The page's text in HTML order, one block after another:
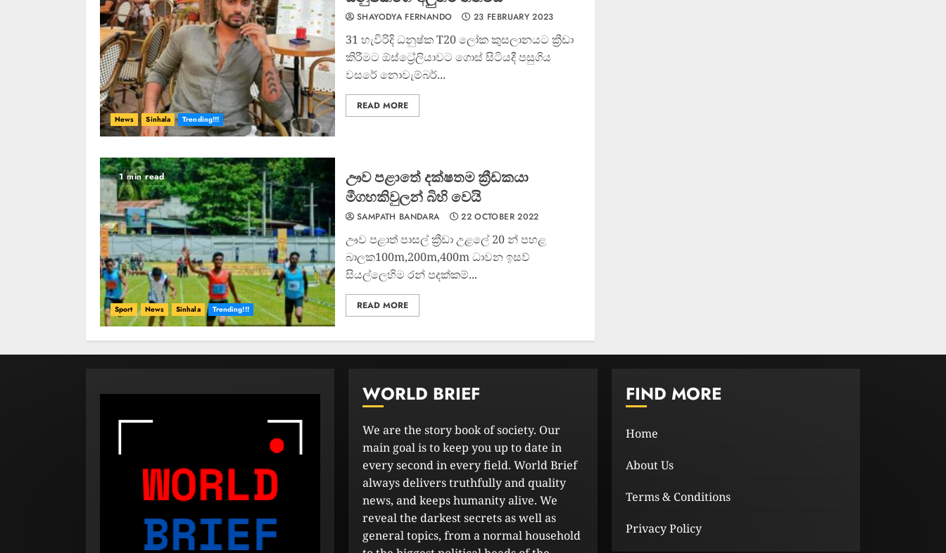
News Sinhala Trending!!!
SHAYODYA FERNANDO 23 FEBRUARY 2023
31 හැවිරිදි ධනුෂ්ක T20 ලෝක කුසලානයට ක්‍රීඩා
කිරීමට ඕස්ට්‍රේලියාවට ගොස් සිටියදී පසුගිය
වසරේ නොවැම්බර්...
READ MORE
1 min read
Sport News Sinhala Trending!!!
ඌව පළාතේ දක්ෂතම ක්‍රීඩකයා
මීගහකිවුලන් බිහි වෙයි
SAMPATH BANDARA 22 OCTOBER 2022
ඌව පළාත් පාසල් ක්‍රීඩා උළලේ 20 න් පහළ
බාලක100m,200m,400m ධාවන ඉසව්
සියල්ලෙහිම රන් පදක්කම්...
READ MORE
23 FEBRUARY 2023
WORLD BRIEF
We are the story book of society. Our
main goal is to keep you up to date in
every second in every field. World Brief
always delivers truthfully and quality
news, and keeps humanity alive. We
reveal the darkest secrets as well as
general topics, from a normal household
FIND MORE
Home
About Us
Terms & Conditions
Privacy Policy